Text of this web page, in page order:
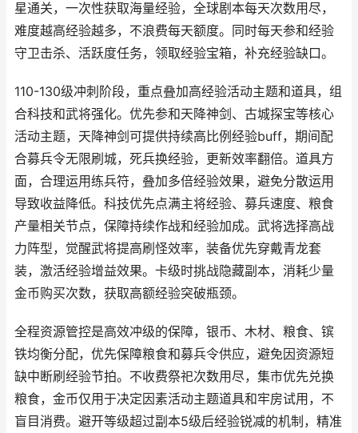
星通关，一次性获取海量经验，全球剧本每天次数用尽，
难度越高经验越多，不浪费每天额度。同时每天参和经验
守卫击杀、活跃度任务，领取经验宝箱，补充经验缺口。
110-130级冲刺阶段，重点叠加高经验活动主题和道具，组
合科技和武将强化。优先参和天降神剑、古城探宝等核心
活动主题，天降神剑可提供持续高比例经验buff，期间配
合募兵令无限刷城，死兵换经验，更新效率翻倍。道具方
面，合理运用练兵符，叠加多倍经验效果，避免分散运用
导致收益降低。科技优先点满主将经验、募兵速度、粮食
产量相关节点，保障持续作战和经验加成。武将选择高战
力阵型，觉醒武将提高刷怪效率，装备优先穿戴青龙套
装，激活经验增益效果。卡级时挑战隐藏副本，消耗少量
金币购买次数，获取高额经验突破瓶颈。
全程资源管控是高效冲级的保障，银币、木材、粮食、镔
铁均衡分配，优先保障粮食和募兵令供应，避免因资源短
缺中断刷经验节拍。不收费祭祀次数用尽，集市优先兑换
粮食，金币仅用于决定因素活动主题道具和牢房试用，不
盲目消费。避开等级超过副本5级后经验锐减的机制，精准